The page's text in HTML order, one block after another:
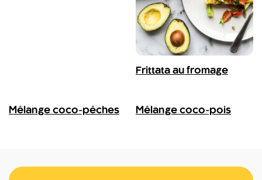
Frittata au fromage
Mélange coco-pêches Mélange coco-pois